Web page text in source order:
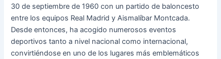
30 de septiembre de 1960 con un partido de baloncesto
entre los equipos Real Madrid y Aismalíbar Montcada.
Desde entonces, ha acogido numerosos eventos
deportivos tanto a nivel nacional como internacional,
convirtiéndose en uno de los lugares más emblemáticos